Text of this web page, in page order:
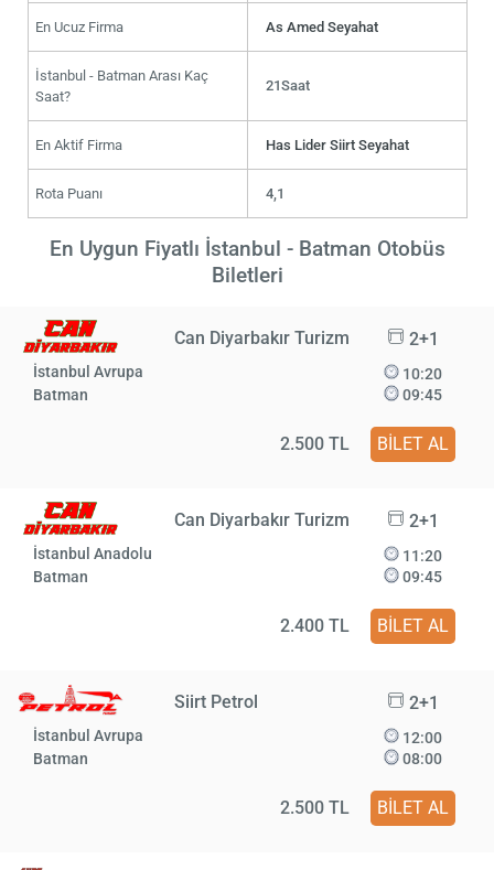
En Ucuz Firma As Amed Seyahat
İstanbul - Batman Arası Kaç
Saat?
21Saat
En Aktif Firma Has Lider Siirt Seyahat
Rota Puanı 4,1
En Uygun Fiyatlı İstanbul - Batman Otobüs
Biletleri
Can Diyarbakır Turizm 2+1
İstanbul Avrupa
Batman
10:20
09:45
2.500 TL BİLET AL
Can Diyarbakır Turizm 2+1
İstanbul Anadolu
Batman
11:20
09:45
2.400 TL BİLET AL
Siirt Petrol 2+1
İstanbul Avrupa
Batman
12:00
08:00
2.500 TL BİLET AL